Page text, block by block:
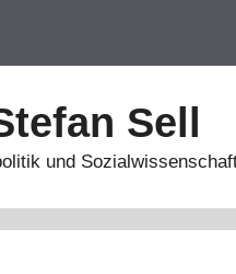
Sell
und